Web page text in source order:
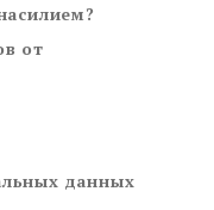
от
данных